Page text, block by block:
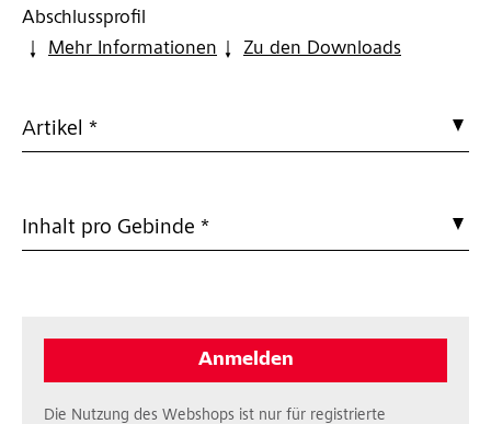
Abschlussprofil
Mehr Informationen
Zu den Downloads
Artikel *
Inhalt pro Gebinde *
Anmelden
Die Nutzung des Webshops ist nur für registrierte